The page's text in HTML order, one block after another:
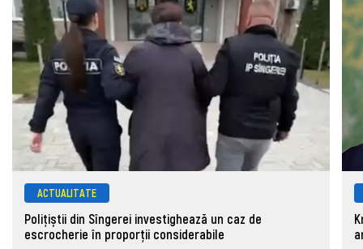
ACTUALITATE
Polițiștii din Sîngerei investighează un caz de
escrocherie în proporții considerabile